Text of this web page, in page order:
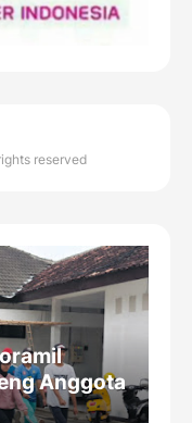
reserved
Anggota